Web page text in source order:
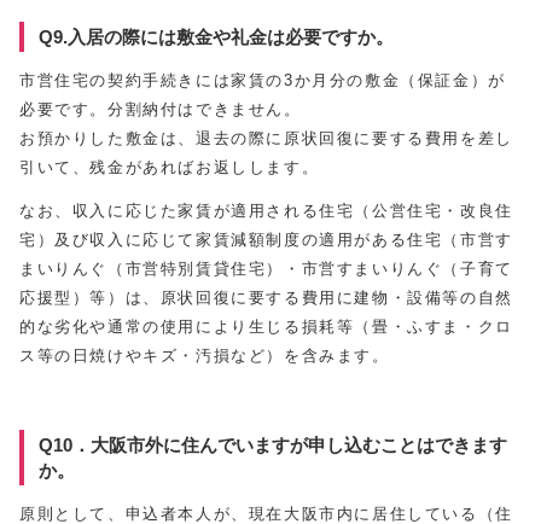
Q9.入居の際には敷金や礼金は必要ですか。
市営住宅の契約手続きには家賃の3か月分の敷金（保証金）が
必要です。分割納付はできません。
お預かりした敷金は、退去の際に原状回復に要する費用を差し
引いて、残金があればお返しします。
なお、収入に応じた家賃が適用される住宅（公営住宅・改良住
宅）及び収入に応じて家賃減額制度の適用がある住宅（市営す
まいりんぐ（市営特別賃貸住宅）・市営すまいりんぐ（子育て
応援型）等）は、原状回復に要する費用に建物・設備等の自然
的な劣化や通常の使用により生じる損耗等（畳・ふすま・クロ
ス等の日焼けやキズ・汚損など）を含みます。
Q10．大阪市外に住んでいますが申し込むことはできます
か。
原則として、申込者本人が、現在大阪市内に居住している（住